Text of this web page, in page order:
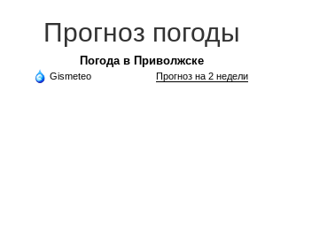
Прогноз погоды
Погода в Приволжске
Gismeteo Прогноз на 2 недели